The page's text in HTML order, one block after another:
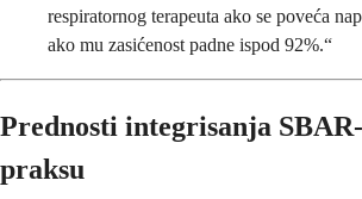
respiratornog terapeuta ako se poveća
ako mu zasićenost padne ispod 92%.“
Prednosti integrisanja
praksu